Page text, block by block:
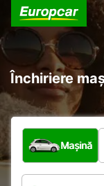
Închiriere
Ce tip de
Mașină